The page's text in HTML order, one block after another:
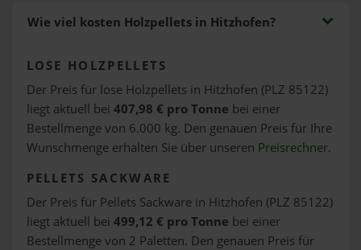
Wie viel kosten Holzpellets in Hitzhofen?
LOSE HOLZPELLETS
Der Preis für lose Holzpellets in Hitzhofen (PLZ 85122)
liegt aktuell bei 407,98 € pro Tonne bei einer
Bestellmenge von 6.000 kg. Den genauen Preis für Ihre
Wunschmenge erhalten Sie über unseren Preisrechner.
PELLETS SACKWARE
Der Preis für Pellets Sackware in Hitzhofen (PLZ 85122)
liegt aktuell bei 499,12 € pro Tonne bei einer
Bestellmenge von 2 Paletten. Den genauen Preis für